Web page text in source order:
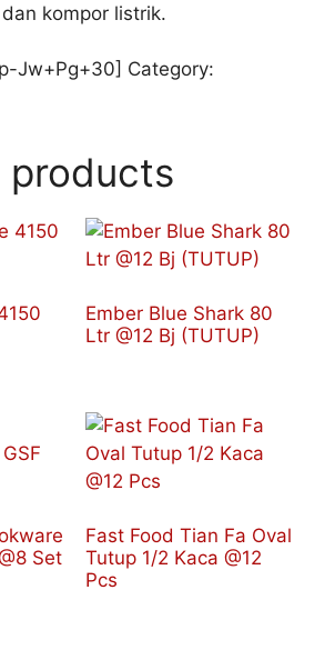
kompor listrik.
Jw+Pg+30] Category:
products
Ember Blue Shark 80
Ltr @12 Bj (TUTUP)
Set
Fast Food Tian Fa Oval
Tutup 1/2 Kaca @12
Pcs